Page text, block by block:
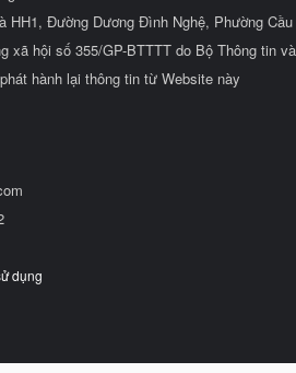
HH1, Đường Dương Đình Nghệ, Phường
xã hội số 355/GP-BTTTT do Bộ Thông tin
hành lại thông tin từ Website này
dụng